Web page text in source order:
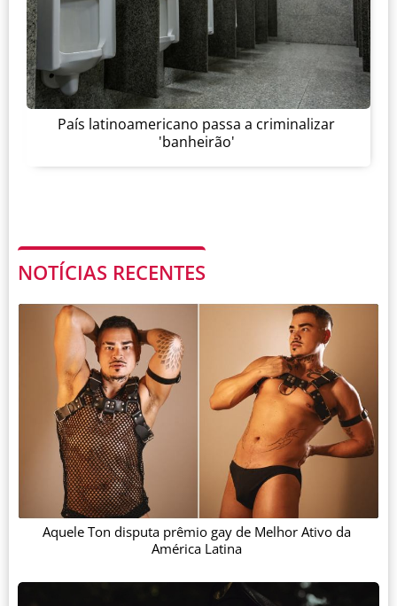
País latinoamericano passa a criminalizar
'banheirão'
NOTÍCIAS RECENTES
Aquele Ton disputa prêmio gay de Melhor Ativo da
América Latina